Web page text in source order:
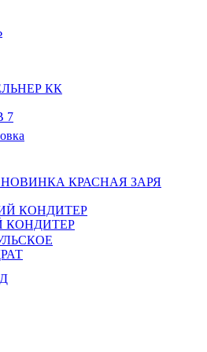
КК
7
КРАСНАЯ ЗАРЯ
КОНДИТЕР